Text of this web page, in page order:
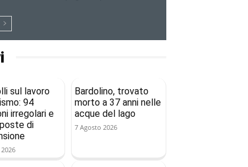
sul lavoro
94
irregolari e
di
Bardolino, trovato
morto a 37 anni nelle
acque del lago
7 Agosto 2026